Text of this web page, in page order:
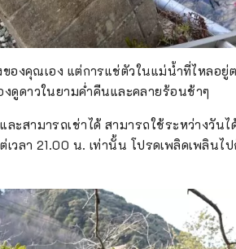
ของคุณเอง แต่การแช่ตัวในแม่น้ำที่ไหลอ
ดูดาวในยามค่ำคืนและคลายร้อนช้าๆ
ละสามารถเช่าได้ สามารถใช้ระหว่างวัน
เวลา 21.00 น. เท่านั้น โปรดเพลิดเพลิน